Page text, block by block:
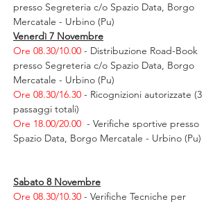
presso Segreteria c/o Spazio Data, Borgo
Mercatale - Urbino (Pu)
Venerdì 7 Novembre
Ore 08.30/10.00 - Distribuzione Road-Book
presso Segreteria c/o Spazio Data, Borgo
Mercatale - Urbino (Pu)
Ore 08.30/16.30 - Ricognizioni autorizzate (3
passaggi totali)
Ore 18.00/20.00 - Verifiche sportive presso
Spazio Data, Borgo Mercatale - Urbino (Pu)
Sabato 8 Novembre
Ore 08.30/10.30 - Verifiche Tecniche per